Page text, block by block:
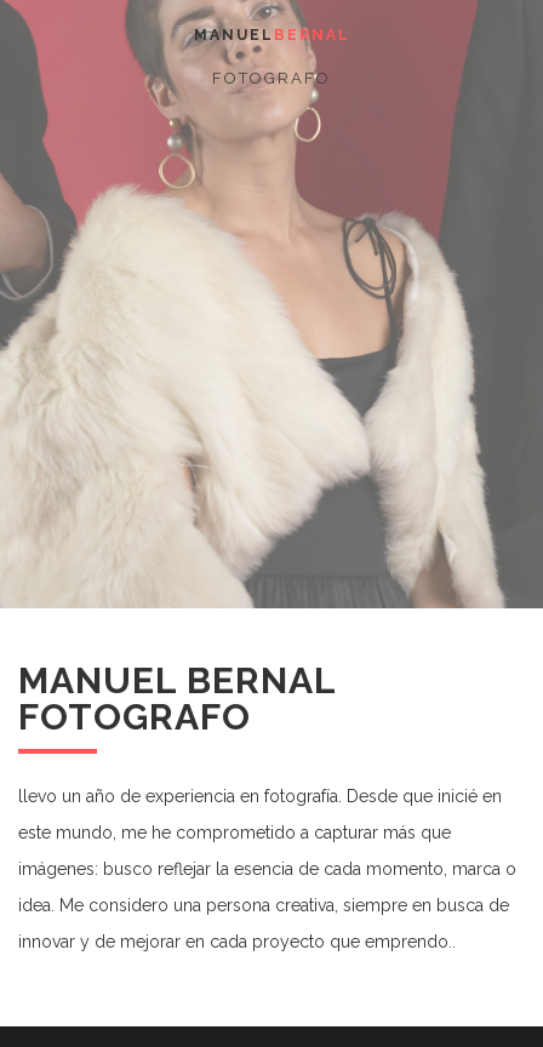
MANUEL BERNAL
FOTOGRAFO
MANUEL BERNAL
FOTOGRAFO
llevo un año de experiencia en fotografía. Desde que inicié en
este mundo, me he comprometido a capturar más que
imágenes: busco reflejar la esencia de cada momento, marca o
idea. Me considero una persona creativa, siempre en busca de
innovar y de mejorar en cada proyecto que emprendo..